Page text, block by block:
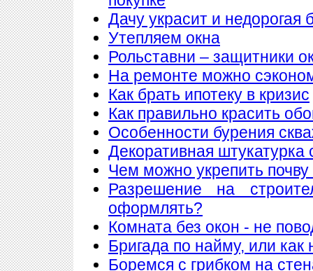
Дачу украсит и недорогая
Утепляем окна
Рольставни – защитники
На ремонте можно
Как брать ипотеку в кризис
Как правильно красить
Особенности бурения
Декоративная штукатурка
Чем можно укрепить почву
Разрешение на
оформлять?
Комната без окон - не
Бригада по найму, или как
Боремся с грибком на